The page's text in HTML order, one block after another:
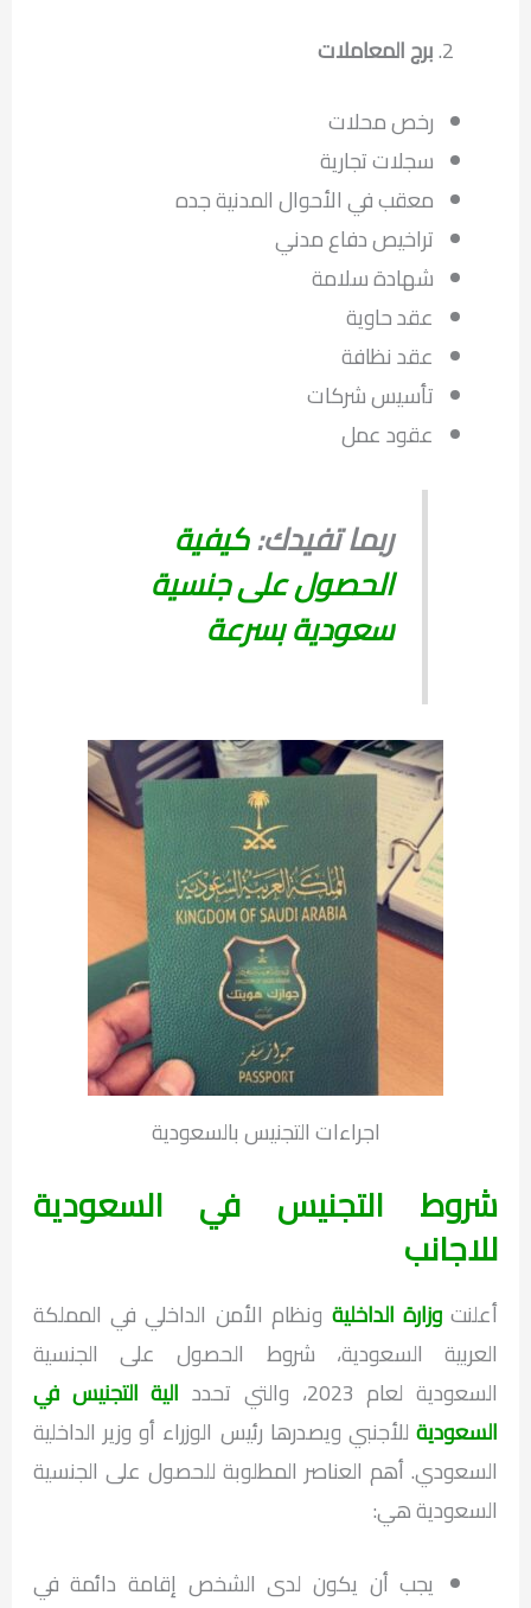
برج المعاملات
رخص محلات
سجلات تجارية
معقب في الأحوال المدنية جده
تراخيص دفاع مدني
شهادة سلامة
عقد حاوية
عقد نظافة
تأسيس شركات
عقود عمل
ربما تفيدك:كيفية
الحصول على جنسية
سعودية بسرعة
اجراءات التجنيس بالسعودية
شروط التجنيس في السعودية
للاجانب
أعلنتوزارة الداخلية ونظام الأمن الداخلي في المملكة
العربية السعودية، شروط الحصول على الجنسية
السعودية لعام 2023، والتي تحدد
الية التجنيس في
السعوديةللأجنبي ويصدرها رئيس الوزراء أو وزير الداخلية
السعودي. أهم العناصر المطلوبة للحصول على الجنسية
السعودية هي:
يجب أن يكون لدى الشخص إقامة دائمة في